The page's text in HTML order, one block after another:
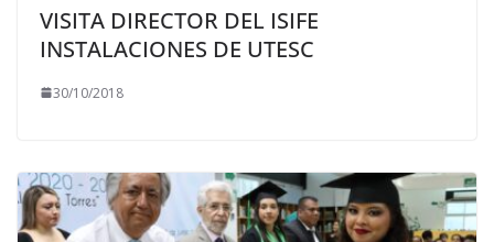
VISITA DIRECTOR DEL ISIFE
INSTALACIONES DE UTESC
30/10/2018